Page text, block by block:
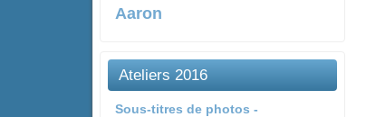
Aaron
Ateliers 2016
Sous-titres de photos -